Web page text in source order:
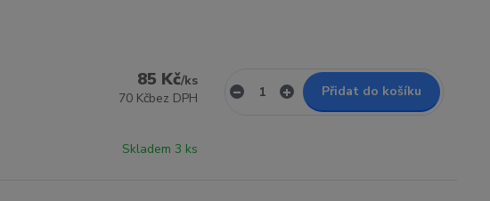
85 Kč/ks
70 Kčbez DPH
Skladem 3 ks
Přidat do košíku